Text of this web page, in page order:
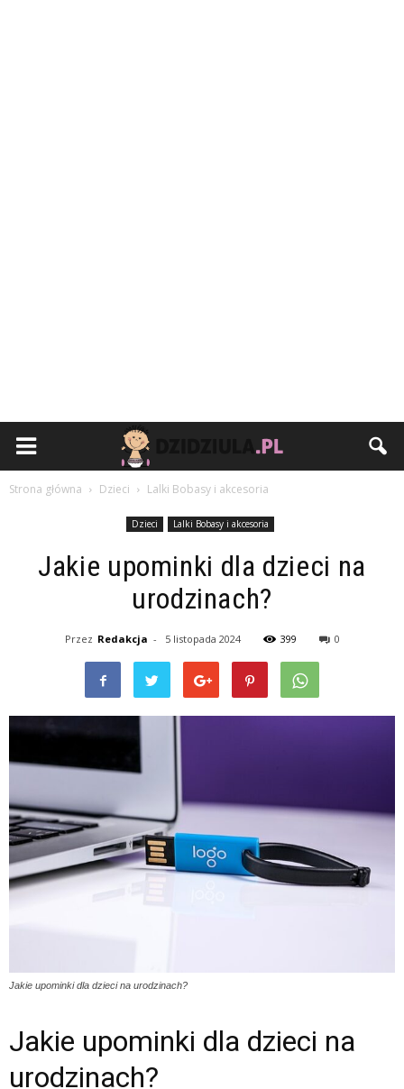
Strona główna Dzieci Lalki Bobasy i akcesoria
Dzieci Lalki Bobasy i akcesoria
Jakie upominki dla dzieci na
urodzinach?
Przez Redakcja - 5 listopada 2024 399 0
Jakie upominki dla dzieci na urodzinach?
Jakie upominki dla dzieci na
urodzinach?